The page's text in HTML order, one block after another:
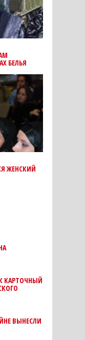
БЕЛЬЯ
ЖЕНСКИЙ
КАРТОЧНЫЙ
ВЫНЕСЛИ